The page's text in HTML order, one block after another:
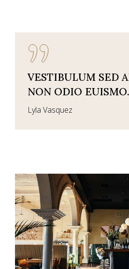
VESTIBULUM SED
NON ODIO EUISMO.
Lyla Vasquez